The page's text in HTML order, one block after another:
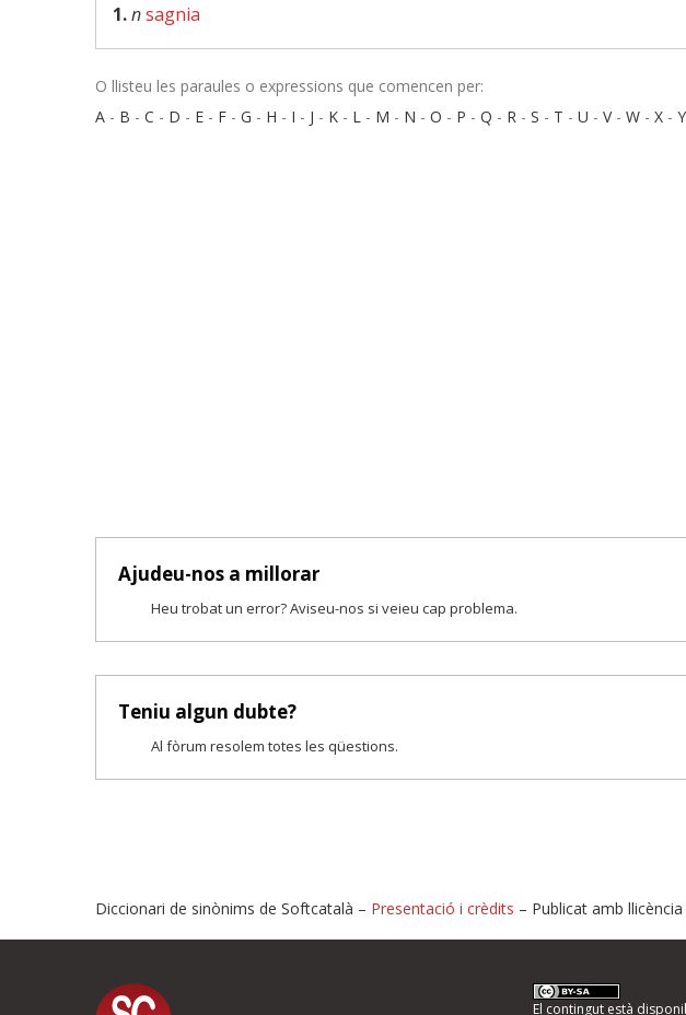
1.nsagnia
O llisteu les paraules o expressions que comencen per:
A - B - C - D - E - F - G - H - I - J - K - L - M - N - O - P - Q - R - S - T - U - V- W - X - Y
Ajudeu-nos a millorar
Heu trobat un error? Aviseu-nos si veieu cap problema.
Teniu algun dubte?
Al fòrum resolem totes les qüestions.
Proposeu-nos millores o informeu
Diccionari de sinònims de Softcatalà – Presentació i crèdits – Publicat amb llicència
El contingut està